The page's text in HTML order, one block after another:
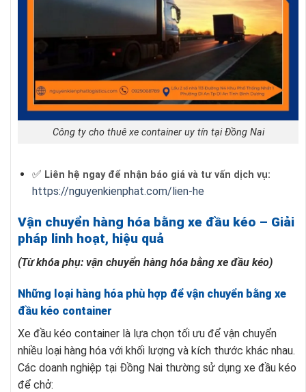
Công ty cho thuê xe container uy tín tại Đồng Nai
✅ Liên hệ ngay để nhận báo giá và tư vấn dịch vụ:
https://nguyenkienphat.com/lien-he
Vận chuyển hàng hóa bằng xe đầu kéo – Giải
pháp linh hoạt, hiệu quả
(Từ khóa phụ: vận chuyển hàng hóa bằng xe đầu kéo)
Những loại hàng hóa phù hợp để vận chuyển bằng xe
đầu kéo container
Xe đầu kéo container là lựa chọn tối ưu để vận chuyển
nhiều loại hàng hóa với khối lượng và kích thước khác nhau.
Các doanh nghiệp tại Đồng Nai thường sử dụng xe đầu kéo
để chở: